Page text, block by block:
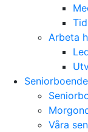
Arbeta
Seniorboende
Våra